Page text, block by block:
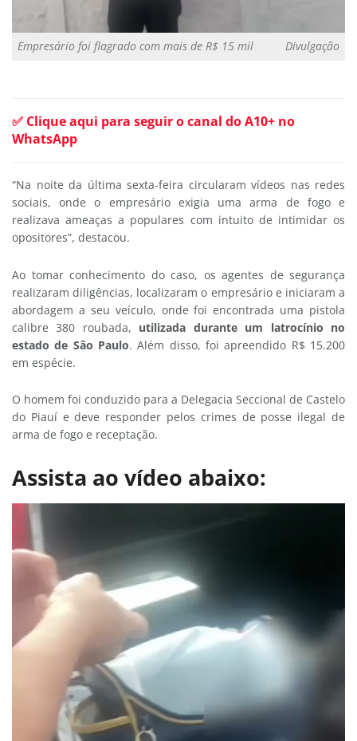
Empresário foi flagrado com mais de R$ 15 mil Divulgação
✅ Clique aqui para seguir o canal do A10+ no
WhatsApp
“Na noite da última sexta-feira circularam vídeos nas redes
sociais, onde o empresário exigia uma arma de fogo e
realizava ameaças a populares com intuito de intimidar os
opositores”, destacou.
Ao tomar conhecimento do caso, os agentes de segurança
realizaram diligências, localizaram o empresário e iniciaram a
abordagem a seu veículo, onde foi encontrada uma pistola
calibre 380 roubada, utilizada durante um latrocínio no
estado de São Paulo. Além disso, foi apreendido R$ 15.200
em espécie.
O homem foi conduzido para a Delegacia Seccional de Castelo
do Piauí e deve responder pelos crimes de posse ilegal de
arma de fogo e receptação.
Assista ao vídeo abaixo: